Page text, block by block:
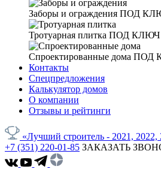
Заборы и ограждения ПОД
Тротуарная плитка ПОД КЛЮЧ
Спроектированные дома ПОД
Контакты
Спецпредложения
Калькулятор домов
О компании
Отзывы и рейтинги
«Лучший строитель - 2021, 2022,
+7 (351) 220-01-85 ЗАКАЗАТЬ